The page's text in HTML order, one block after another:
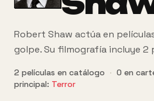
Robert Shaw actúa en
golpe. Su filmografía incluye 2
2 películas en catálogo · 0 en
principal: Terror